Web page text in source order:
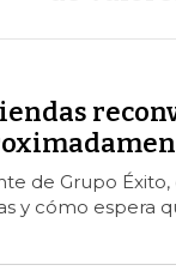
de Grupo
y cómo espera